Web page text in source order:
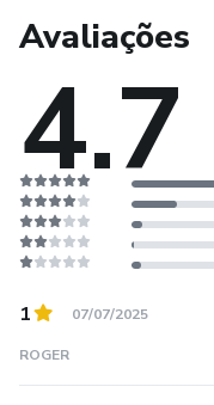
Por que eu acredito.
Avaliações
4.7
1 07/07/2025
ROGER